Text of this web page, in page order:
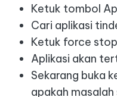
Ketuk tombol
Cari aplikasi
Ketuk force
Aplikasi akan
Sekarang buka
apakah